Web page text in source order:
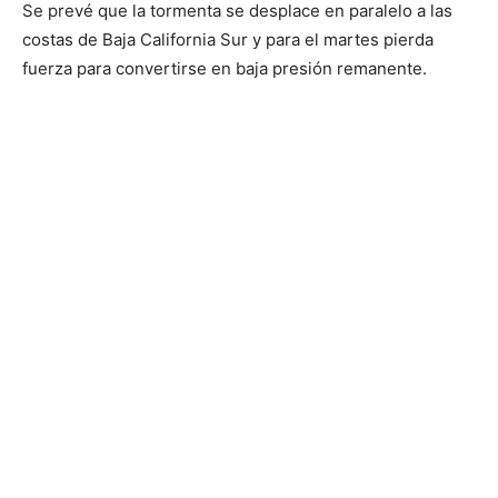
Se prevé que la tormenta se desplace en paralelo a las
costas de Baja California Sur y para el martes pierda
fuerza para convertirse en baja presión remanente.